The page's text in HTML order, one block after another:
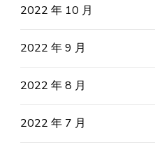
2022 年 10 月
2022 年 9 月
2022 年 8 月
2022 年 7 月